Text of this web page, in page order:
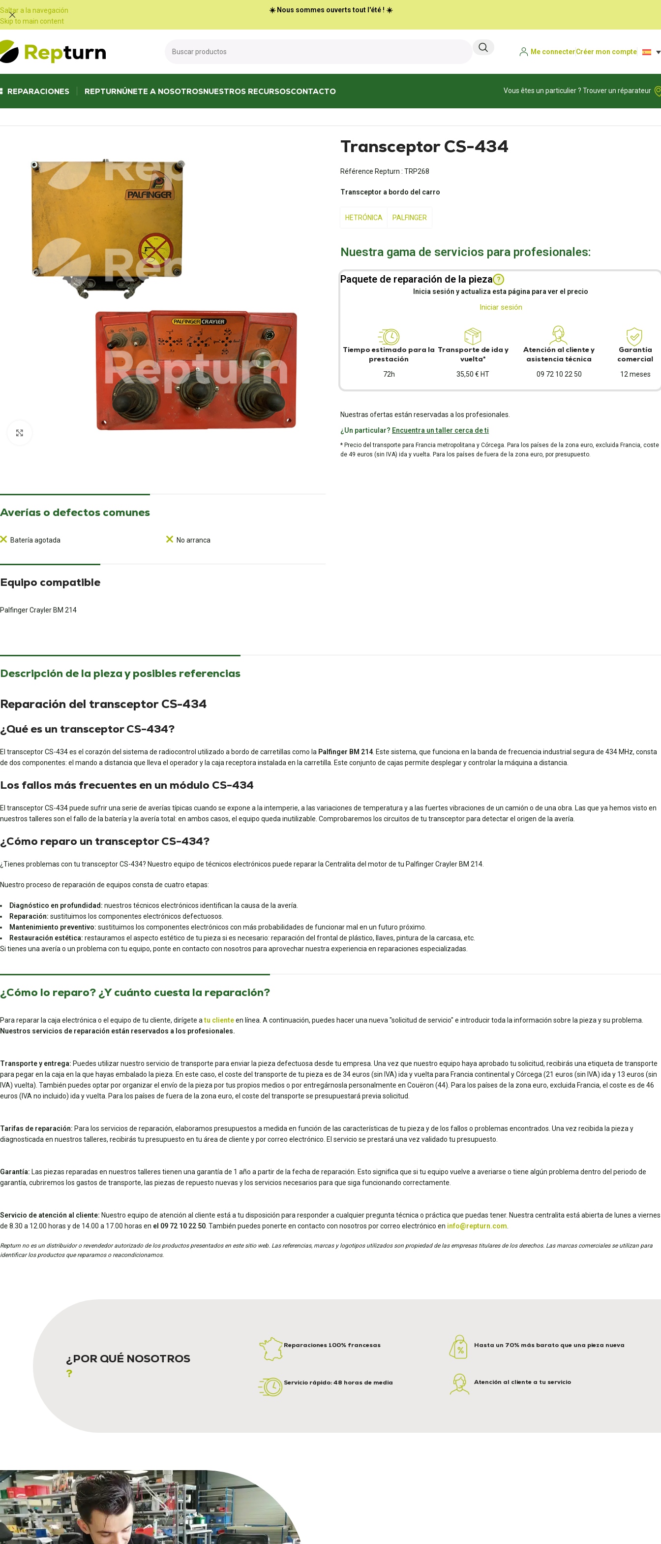
Saltar a la navegación
Skip to main content
☀️ Nous sommes ouverts tout l'été ! ☀️
Me connecterCréer mon compte
REPARACIONES REPTURNÚNETE A NOSOTROSNUESTROS RECURSOSCONTACTO
Vous êtes un particulier ? Trouver un réparateur
Transceptor CS-434
Référence Repturn : TRP268
Transceptor a bordo del carro
HETRÓNICA PALFINGER
Nuestra gama de servicios para profesionales:
Paquete de reparación de la pieza ?
Inicia sesión y actualiza esta página para ver el precio
Iniciar sesión
Tiempo estimado para la
prestación
72h
Transporte de ida y
vuelta*
35,50 € HT
Atención al cliente y
asistencia técnica
09 72 10 22 50
Garantía
comercial
12 meses
Nuestras ofertas están reservadas a los profesionales.
¿Un particular? Encuentra un taller cerca de ti
* Precio del transporte para Francia metropolitana y Córcega. Para los países de la zona euro, excluida Francia, coste
de 49 euros (sin IVA) ida y vuelta. Para los países de fuera de la zona euro, por presupuesto.
Averías o defectos comunes
Batería agotada No arranca
Equipo compatible
Palfinger Crayler BM 214
Descripción de la pieza y posibles referencias
Reparación del transceptor CS-434
¿Qué es un transceptor CS-434?
El transceptor CS-434 es el corazón del sistema de radiocontrol utilizado a bordo de carretillas como la Palfinger BM 214 . Este sistema, que funciona en la banda de frecuencia industrial segura de 434 MHz, consta
de dos componentes: el mando a distancia que lleva el operador y la caja receptora instalada en la carretilla. Este conjunto de cajas permite desplegar y controlar la máquina a distancia.
Los fallos más frecuentes en un módulo CS-434
El transceptor CS-434 puede sufrir una serie de averías típicas cuando se expone a la intemperie, a las variaciones de temperatura y a las fuertes vibraciones de un camión o de una obra. Las que ya hemos visto en
nuestros talleres son el fallo de la batería y la avería total: en ambos casos, el equipo queda inutilizable. Comprobaremos los circuitos de tu transceptor para detectar el origen de la avería.
¿Cómo reparo un transceptor CS-434?
¿Tienes problemas con tu transceptor CS-434? Nuestro equipo de técnicos electrónicos puede reparar la Centralita del motor de tu Palfinger Crayler BM 214.
Nuestro proceso de reparación de equipos consta de cuatro etapas:
Diagnóstico en profundidad: nuestros técnicos electrónicos identifican la causa de la avería.
Reparación: sustituimos los componentes electrónicos defectuosos.
Mantenimiento preventivo: sustituimos los componentes electrónicos con más probabilidades de funcionar mal en un futuro próximo.
Restauración estética: restauramos el aspecto estético de tu pieza si es necesario: reparación del frontal de plástico, llaves, pintura de la carcasa, etc.
Si tienes una avería o un problema con tu equipo, ponte en contacto con nosotros para aprovechar nuestra experiencia en reparaciones especializadas.
¿Cómo lo reparo? ¿Y cuánto cuesta la reparación?
Para reparar la caja electrónica o el equipo de tu cliente, dirígete atu clienteen línea. A continuación, puedes hacer una nueva "solicitud de servicio" e introducir toda la información sobre la pieza y su problema.
Nuestros servicios de reparación están reservados a los profesionales.
Transporte y entrega: Puedes utilizar nuestro servicio de transporte para enviar la pieza defectuosa desde tu empresa. Una vez que nuestro equipo haya aprobado tu solicitud, recibirás una etiqueta de transporte
para pegar en la caja en la que hayas embalado la pieza. En este caso, el coste del transporte de tu pieza es de 34 euros (sin IVA) ida y vuelta para Francia continental y Córcega (21 euros (sin IVA) ida y 13 euros (sin
IVA) vuelta). También puedes optar por organizar el envío de la pieza por tus propios medios o por entregárnosla personalmente en Couëron (44). Para los países de la zona euro, excluida Francia, el coste es de 46
euros (IVA no incluido) ida y vuelta. Para los países de fuera de la zona euro, el coste del transporte se presupuestará previa solicitud.
Tarifas de reparación: Para los servicios de reparación, elaboramos presupuestos a medida en función de las características de tu pieza y de los fallos o problemas encontrados. Una vez recibida la pieza y
diagnosticada en nuestros talleres, recibirás tu presupuesto en tu área de cliente y por correo electrónico. El servicio se prestará una vez validado tu presupuesto.
Garantía: Las piezas reparadas en nuestros talleres tienen una garantía de 1 año a partir de la fecha de reparación. Esto significa que si tu equipo vuelve a averiarse o tiene algún problema dentro del periodo de
garantía, cubriremos los gastos de transporte, las piezas de repuesto nuevas y los servicios necesarios para que siga funcionando correctamente.
Servicio de atención al cliente: Nuestro equipo de atención al cliente está a tu disposición para responder a cualquier pregunta técnica o práctica que puedas tener. Nuestra centralita está abierta de lunes a viernes
de 8.30 a 12.00 horas y de 14.00 a 17.00 horas en el 09 72 10 22 50 . También puedes ponerte en contacto con nosotros por correo electrónico en info@repturn.com
Repturn no es un distribuidor o revendedor autorizado de los productos presentados en este sitio web. Las referencias, marcas y logotipos utilizados son propiedad de las empresas titulares de los derechos. Las marcas comerciales se utilizan para
identificar los productos que reparamos o reacondicionamos.
¿POR QUÉ NOSOTROS
?
Reparaciones 100% francesas
Servicio rápido: 48 horas de media
Hasta un 70% más barato que una pieza nueva
Atención al cliente a tu servicio